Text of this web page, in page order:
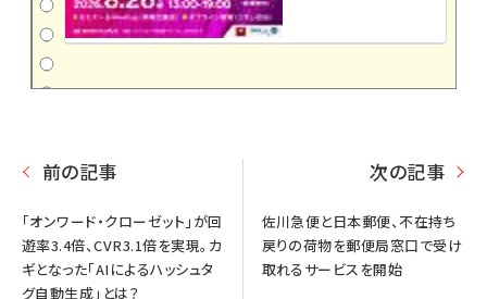
前の記事
「オンワード・クローゼット」が回
遊率3.4倍、CVR3.1倍を実現。カ
ギとなった「AIによるハッシュタ
グ自動生成」とは？
次の記事
佐川急便と日本郵便、不在持ち
戻りの荷物を郵便局窓口で受け
取れるサービスを開始